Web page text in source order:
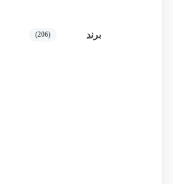
برند (206)